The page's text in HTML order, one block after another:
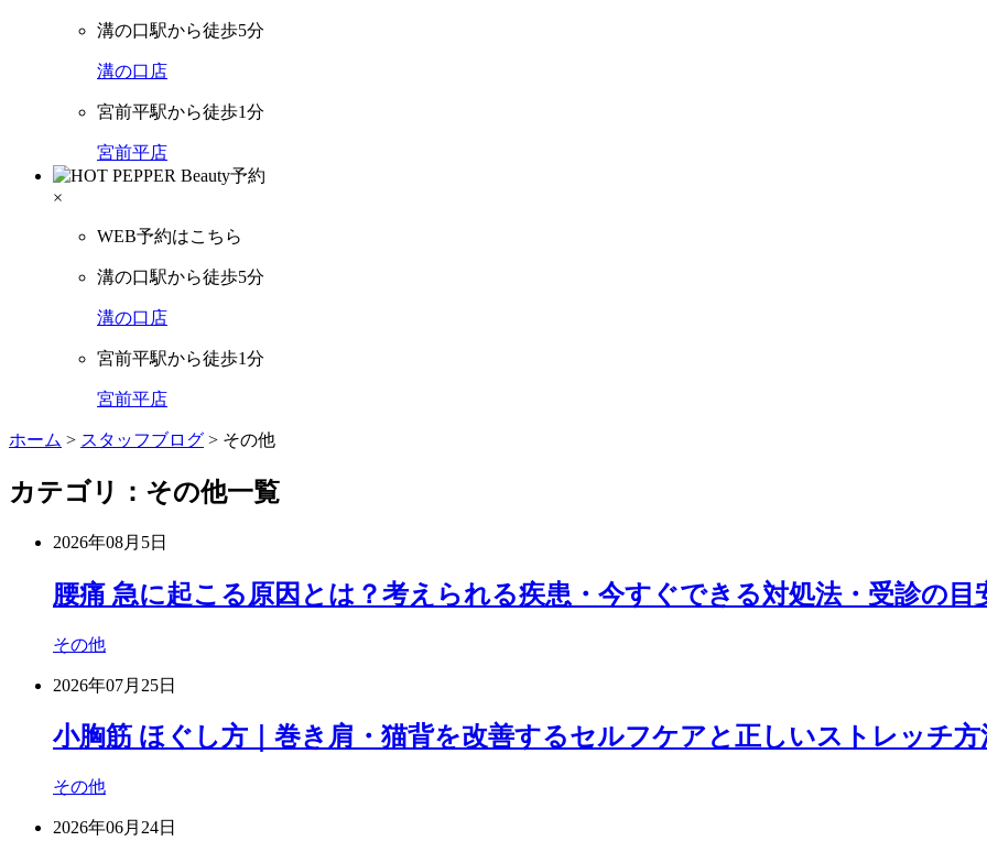
溝の口駅から徒歩5分
溝の口店
宮前平駅から徒歩1分
宮前平店
×
WEB予約はこちら
溝の口駅から徒歩5分
溝の口店
宮前平駅から徒歩1分
宮前平店
ホーム > スタッフブログ > その他
カテゴリ：その他一覧
2026年08月5日
腰痛 急に起こる原因とは？考えられる疾患・今すぐできる対処法・受診の目
その他
2026年07月25日
小胸筋 ほぐし方｜巻き肩・猫背を改善するセルフケアと正しいストレッチ方
その他
2026年06月24日